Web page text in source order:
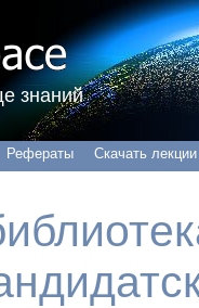
знаний
Рефераты Скачать лекции